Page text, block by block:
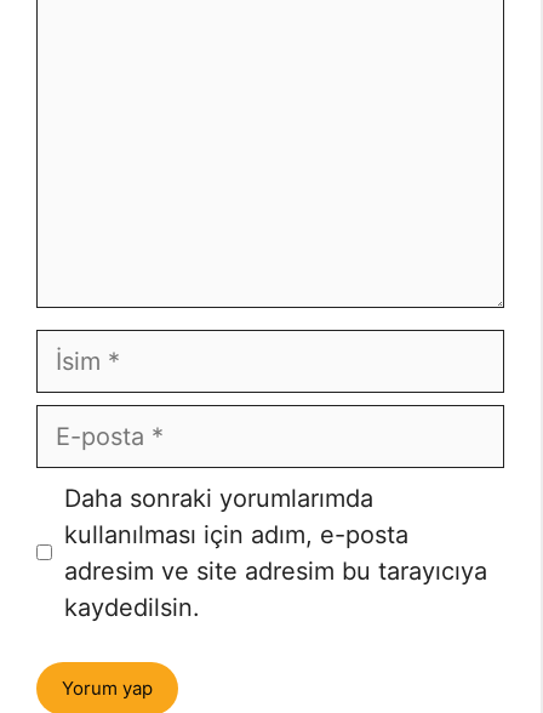
İsim
E-
posta
İnternet
sitesi
Daha sonraki yorumlarımda
kullanılması için adım, e-posta
adresim ve site adresim bu tarayıcıya
kaydedilsin.